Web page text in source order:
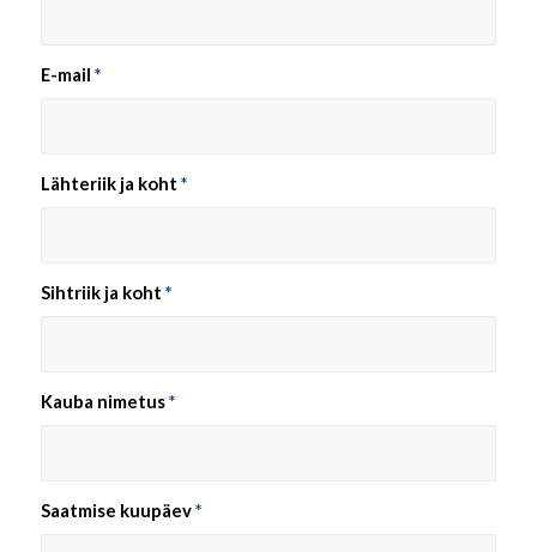
E-mail *
Lähteriik ja koht *
Sihtriik ja koht *
Kauba nimetus*
Saatmise kuupäev*